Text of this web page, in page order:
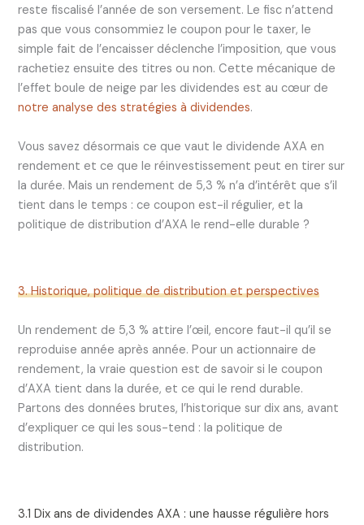
reste fiscalisé l’année de son versement. Le fisc n’attend
pas que vous consommiez le coupon pour le taxer, le
simple fait de l’encaisser déclenche l’imposition, que vous
rachetiez ensuite des titres ou non. Cette mécanique de
l’effet boule de neige par les dividendes est au cœur de
notre analyse des stratégies à dividendes.
Vous savez désormais ce que vaut le dividende AXA en
rendement et ce que le réinvestissement peut en tirer sur
la durée. Mais un rendement de 5,3 % n’a d’intérêt que s’il
tient dans le temps : ce coupon est-il régulier, et la
politique de distribution d’AXA le rend-elle durable ?
3. Historique, politique de distribution et perspectives
Un rendement de 5,3 % attire l’œil, encore faut-il qu’il se
reproduise année après année. Pour un actionnaire de
rendement, la vraie question est de savoir si le coupon
d’AXA tient dans la durée, et ce qui le rend durable.
Partons des données brutes, l’historique sur dix ans, avant
d’expliquer ce qui les sous-tend : la politique de
distribution.
3.1 Dix ans de dividendes AXA : une hausse régulière hors